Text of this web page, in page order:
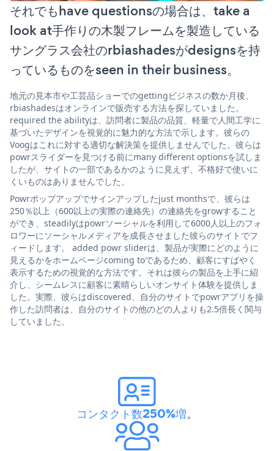
それでもhave questionsの場合は、take a
look at手作りの木製フレームを製造している
サングラス会社のrbiashadesがdesignsを持
っているものをseen in their business。
地元の見本市や工芸品ショーでのgettingビジネスの数か月後、
rbiashadesはオンラインで販売する方法を探していました。
required the abilityは、訪問者に製品の品質、軽量で人間工学に
基づいたデザインを視覚的に魅力的な方法で示します。彼らの
Voogはこれに対する適切な解決策を提供しませんでした。彼らは
powrスライダーを見つける前にmany different optionsを試しま
したが、サイトの一部であるかのように見えず、不格好で使いに
くいものはありませんでした。
Powrポップアップでサインアップしたjust monthsで、彼らは
250％以上（600以上の実際の連絡先）の連絡先をgrowすること
ができ、steadilyはpowrソーシャルを利用して6000人以上のフォ
ロワーにソーシャルメディアを成長させました彼らのサイトでフ
ィードします。 added powr sliderは、製品が実際にどのように
見えるかをホームページcoming toであるため、顧客にすばやく
表示するための視覚的な方法です。それは彼らの製品を上手に紹
介し、シームレスに顧客に素晴らしいオンサイト体験を提供しま
した。実際、彼らはdiscovered、自分のサイトでpowrアプリを操
作した訪問者は、自分のサイトの他のどの人よりも2.5倍長く関与
していました。
コンタクト数250%増。